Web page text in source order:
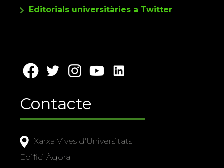
Editorials universitàries a Twitter
Contacte
Xarxa Vives d'Universitats
Edifici Àgora